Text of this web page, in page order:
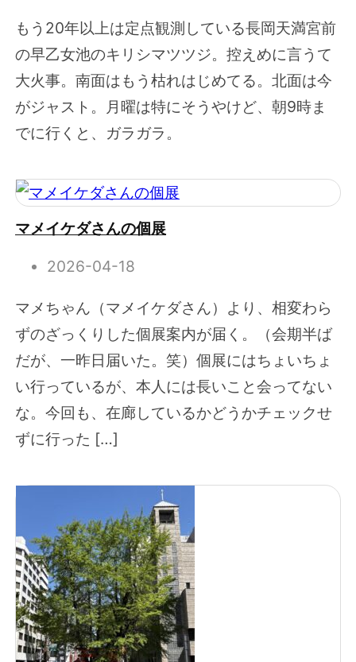
もう20年以上は定点観測している長岡天満宮前
の早乙女池のキリシマツツジ。控えめに言うて
大火事。南面はもう枯れはじめてる。北面は今
がジャスト。月曜は特にそうやけど、朝9時ま
でに行くと、ガラガラ。
マメイケダさんの個展
2026-04-18
マメちゃん（マメイケダさん）より、相変わら
ずのざっくりした個展案内が届く。（会期半ば
だが、一昨日届いた。笑）個展にはちょいちょ
い行っているが、本人には長いこと会ってない
な。今回も、在廊しているかどうかチェックせ
ずに行った […]